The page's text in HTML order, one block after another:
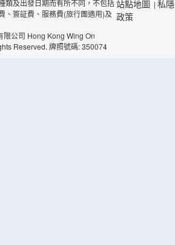
類及出發日期而有所不同，不包括
、簽証費、服務費(旅行團適用)及
公司 Hong Kong Wing On
Reserved. 牌照號碼: 350074
站點地圖 | 私隱
政策